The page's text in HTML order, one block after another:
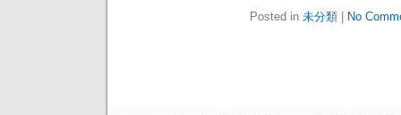
Posted in 未分類| No